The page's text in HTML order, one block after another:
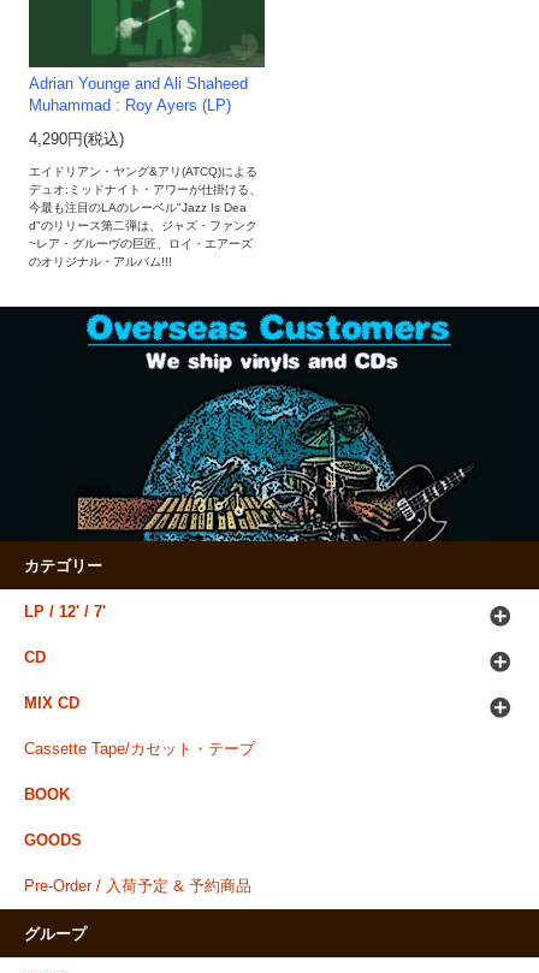
Adrian Younge and Ali Shaheed
Muhammad : Roy Ayers (LP)
4,290円(税込)
エイドリアン・ヤング&アリ(ATCQ)による
デュオ:ミッドナイト・アワーが仕掛ける、
今最も注目のLAのレーベル"Jazz Is Dea
d"のリリース第二弾は、ジャズ・ファンク
~レア・グルーヴの巨匠、ロイ・エアーズ
のオリジナル・アルバム!!!
カテゴリー
LP / 12' / 7'
CD
MIX CD
Cassette Tape/カセット・テープ
BOOK
GOODS
Pre-Order / 入荷予定 & 予約商品
グループ